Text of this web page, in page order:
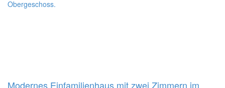
Modernes Einfamilienhaus mit zwei Zimmern im